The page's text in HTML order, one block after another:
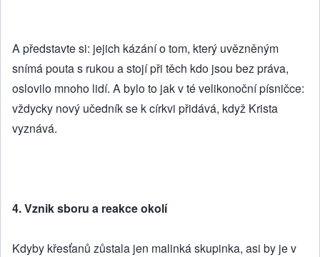
A představte si: jejich kázání o tom, který uvězněným
snímá pouta s rukou a stojí při těch kdo jsou bez práva,
oslovilo mnoho lidí. A bylo to jak v té velikonoční písničce:
vždycky nový učedník se k církvi přidává, když Krista
vyznává.
4. Vznik sboru a reakce okolí
Kdyby křesťanů zůstala jen malinká skupinka, asi by je v